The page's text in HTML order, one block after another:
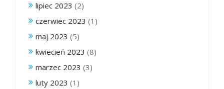
lipiec 2023 (2)
czerwiec 2023 (1)
maj 2023 (5)
kwiecień 2023 (8)
marzec 2023 (3)
luty 2023 (1)